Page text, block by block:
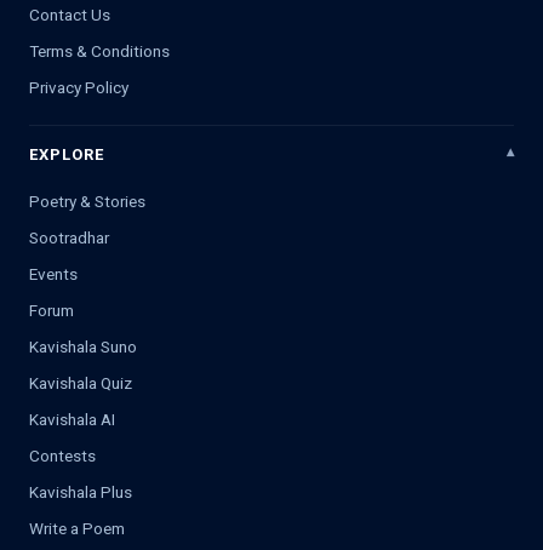
Contact Us
Terms & Conditions
Privacy Policy
EXPLORE
Poetry & Stories
Sootradhar
Events
Forum
Kavishala Suno
Kavishala Quiz
Kavishala AI
Contests
Kavishala Plus
Write a Poem